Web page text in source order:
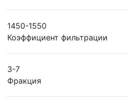
1450-1550
Коэффициент фильтрации
3-7
Фракция